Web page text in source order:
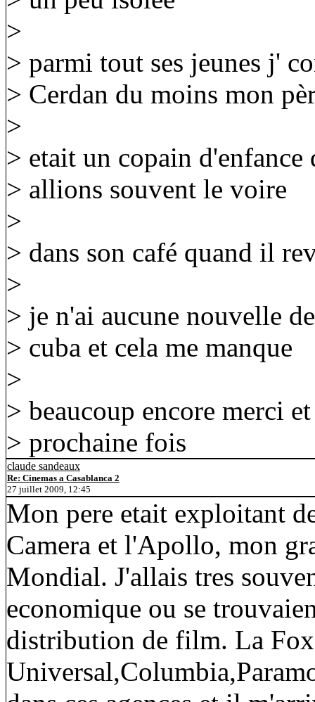
>
> parmi tout ses jeunes j'
> Cerdan du moins mon
>
> etait un copain d'enfance
> allions souvent le voire
>
> dans son café quand il
>
> je n'ai aucune nouvelle
> cuba et cela me manque
>
> beaucoup encore merci
> prochaine fois
claude sandeaux
Re: Cinemas a Casablanca 2
27 juillet 2009, 12:45
Mon pere etait exploitant
Camera et l'Apollo, mon
Mondial. J'allais tres
economique ou se
distribution de film. La